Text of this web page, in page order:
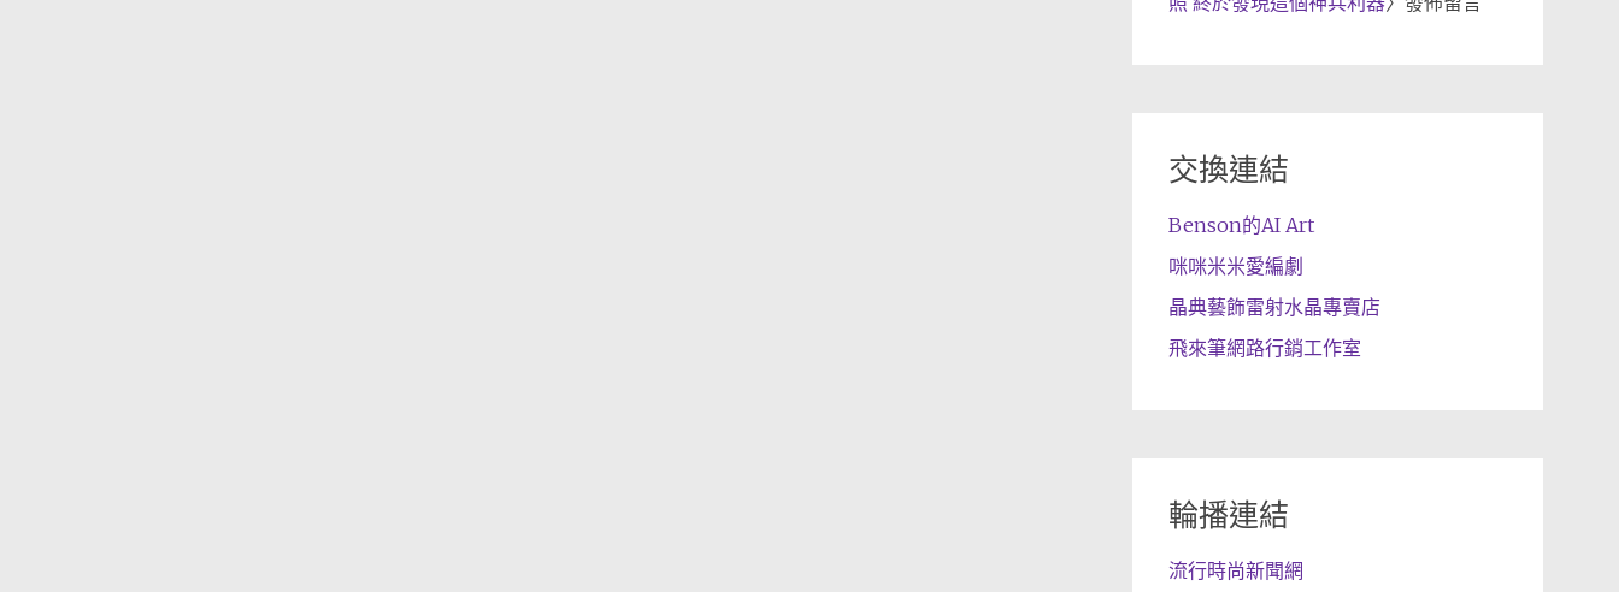
交換連結
Benson的AI Art
咪咪米米愛編劇
晶典藝飾雷射水晶專賣店
飛來筆網路行銷工作室
輪播連結
流行時尚新聞網